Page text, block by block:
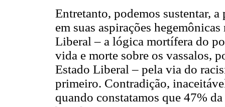
Entretanto, podemos sustentar,
em suas aspirações
Liberal – a lógica mortífera do
vida e morte sobre os vassalos,
Estado Liberal – pela via do
primeiro. Contradição,
quando constatamos que 47%